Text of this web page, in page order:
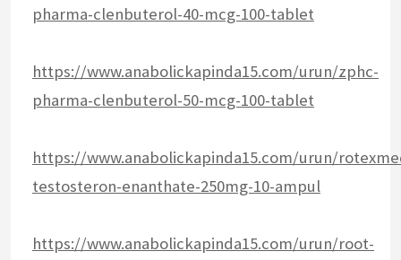
pharma-clenbuterol-40-mcg-100-tablet
https://www.anabolickapinda15.com/urun/zphc-
pharma-clenbuterol-50-mcg-100-tablet
https://www.anabolickapinda15.com/urun/
testosteron-enanthate-250mg-10-ampul
https://www.anabolickapinda15.com/urun/root-